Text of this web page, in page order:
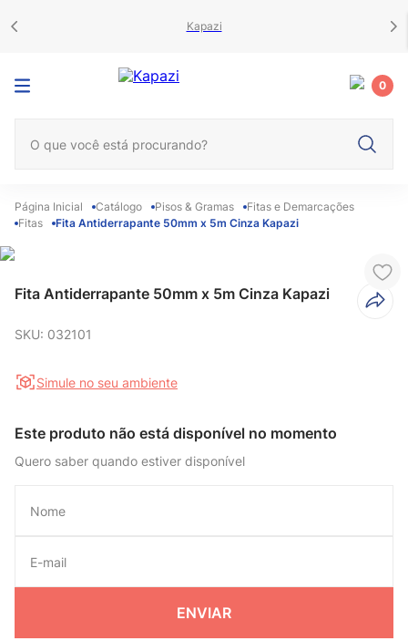
Kapazi
0
Catálogo Pisos & Gramas
Fitas e Demarcações
Fitas
Fita Antiderrapante 50mm x 5m Cinza Kapazi
Fita Antiderrapante 50mm x 5m Cinza Kapazi
SKU: 032101
Simule no seu ambiente
Este produto não está disponível no momento
Quero saber quando estiver disponível
ENVIAR